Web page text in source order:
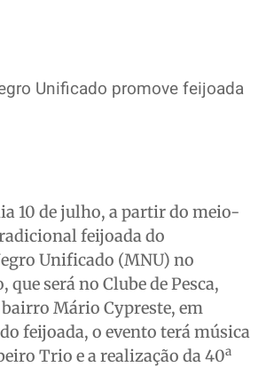
Unificado promove feijoada
10 de julho, a partir do meio-
feijoada do
Unificado (MNU) no
que será no Clube de Pesca,
Mário Cypreste, em
feijoada, o evento terá música
Trio e a realização da 40a